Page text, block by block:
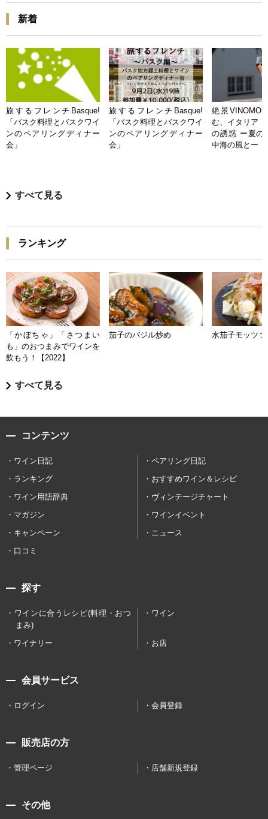
新着
旅するフレンチBasque!
「バスク料理とバスクワイ
ンのペアリングディナー
会」
旅するフレンチBasque!
「バスク料理とバスクワイ
ンのペアリングディナー
会」
絶景
む、イタリア
の誘惑 ー夏の
中海の風とー
すべて見る
ランキング
「かぼちゃ」「さつまい
も」のおつまみでワインを
飲もう！【2022】
茄子のバジル炒め 水茄子モッツァ
すべて見る
コンテンツ
ワイン日記
ペアリング日記
ランキング
おすすめワイン＆レシピ
ワイン用語辞典
ヴィンテージチャート
マガジン
ワインイベント
キャンペーン
ニュース
口コミ
探す
ワインに合うレシピ(料理・おつ
まみ)
ワイン
ワイナリー お店
会員サービス
ログイン 会員登録
販売店の方
管理ページ 店舗新規登録
その他